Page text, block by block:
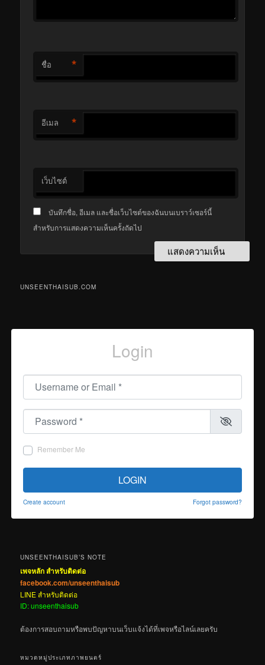
ชื่อ *
อีเมล *
เว็บไซต์
บันทึกชื่อ, อีเมล และชื่อเว็บไซต์ของฉันบนเบราว์เซอร์นี้
สำหรับการแสดงความเห็นครั้งถัดไป
UNSEENTHAISUB.COM
Login
Username or Email
Password
Remember Me
LOGIN
Create account Forgot password?
UNSEENTHAISUB’S NOTE
เพจหลัก สำหรับติดต่อ
facebook.com/unseenthaisub
LINE สำหรับติดต่อ
ID: unseenthaisub
ต้องการสอบถามหรือพบปัญหาบนเว็บแจ้งได้ที่เพจหรือไลน์เลยครับ
หมวดหมู่ประเภทภาพยนตร์